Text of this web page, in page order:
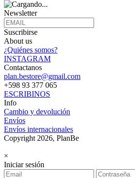
Newsletter
Suscribirse
About us
¿Quiénes somos?
INSTAGRAM
Contactanos
plan.bestore@gmail.com
+598 93 377 065
ESCRIBINOS
Info
Cambio y devolución
Envíos
Envíos internacionales
Copyright 2026, PlanBe
×
Iniciar sesión